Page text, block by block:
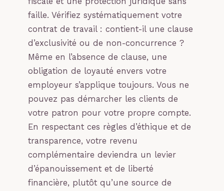
faille. Vérifiez systématiquement votre
contrat de travail : contient-il une clause
d’exclusivité ou de non-concurrence ?
Même en l’absence de clause, une
obligation de loyauté envers votre
employeur s’applique toujours. Vous ne
pouvez pas démarcher les clients de
votre patron pour votre propre compte.
En respectant ces règles d’éthique et de
transparence, votre revenu
complémentaire deviendra un levier
d’épanouissement et de liberté
financière, plutôt qu’une source de